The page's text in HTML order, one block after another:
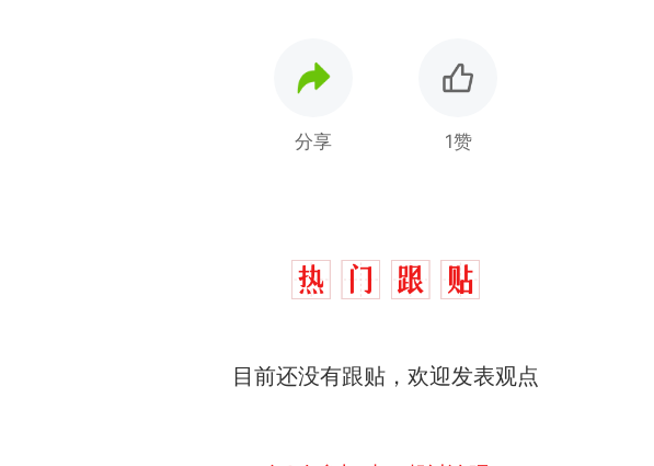
分享 1赞
目前还没有跟贴，欢迎发表观点
十多万人报名的考试，成绩全部作废，公平么？